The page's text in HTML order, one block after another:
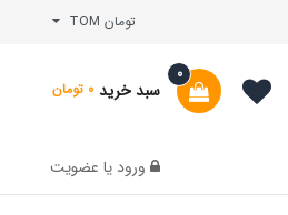
تومان TOM
سبد خرید
0
0 تومان
ورود یا عضویت